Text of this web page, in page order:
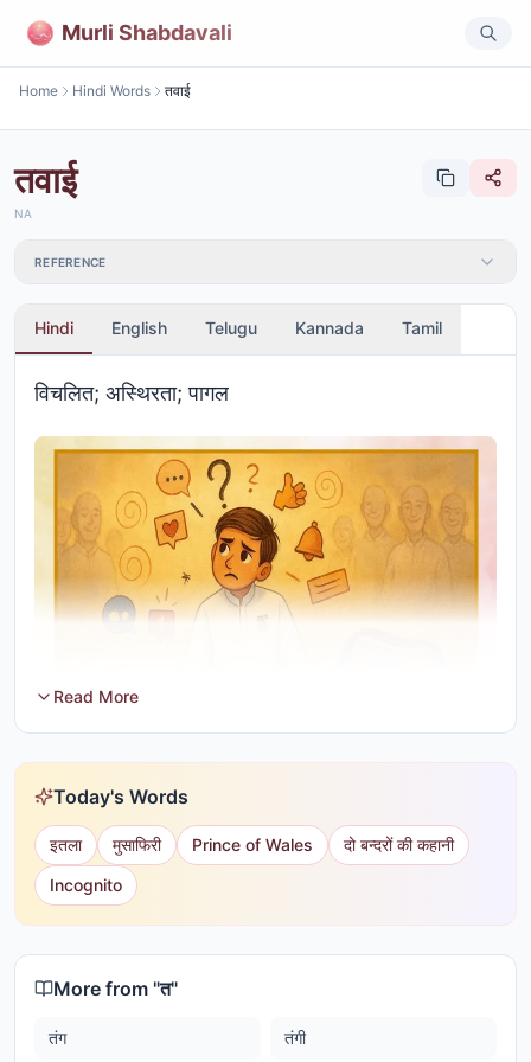
Murli Shabdavali
Home Hindi Words तवाई
तवाई
NA
REFERENCE
Hindi English Telugu Kannada Tamil
विचलित; अस्थिरता; पागल
Read More
Today's Words
इतला मुसाफिरी Prince of Wales
दो बन्दरों की कहानी
Incognito
More from "त"
तंग तंगी